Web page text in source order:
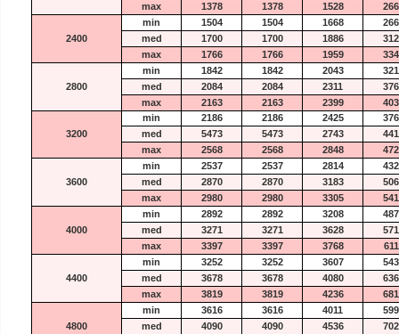
max
1378 1378 1528
2400
min 1504 1504 1668
med
1700 1700 1886
max
1766 1766 1959
2800
min 1842 1842 2043
med
2084 2084 2311
max
2163 2163 2399
3200
min 2186 2186 2425
med
5473 5473 2743
max
2568 2568 2848
3600
min 2537 2537 2814
med
2870 2870 3183
max
2980 2980 3305
4000
min 2892 2892 3208
med
3271 3271 3628
max
3397 3397 3768
4400
min 3252 3252 3607
med
3678 3678 4080
max
3819 3819 4236
4800
min 3616 3616 4011
med
4090 4090 4536